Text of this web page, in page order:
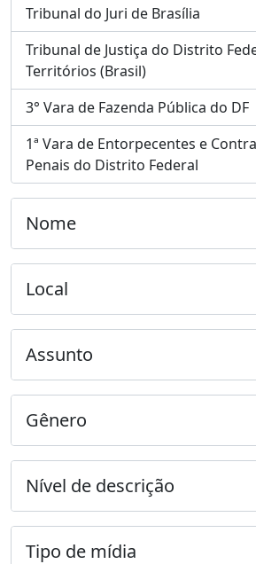
Tribunal do Juri de Brasília
, 19 resultados
Tribunal de Justiça do Distrito
Territórios (Brasil)
, 15 resultados
3° Vara de Fazenda Pública do DF
, 6 resultados
1ª Vara de Entorpecentes e
Penais do Distrito Federal
, 6 resultados
Nome
Local
Assunto
Gênero
Nível de descrição
Tipo de mídia